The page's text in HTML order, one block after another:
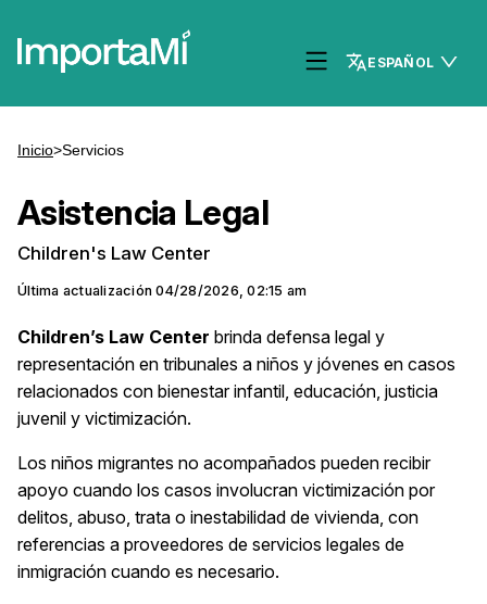
ESPAÑOL
Inicio>Servicios
Asistencia Legal
Children's Law Center
Última actualización 04/28/2026, 02:15 am
Children’s Law Center brinda defensa legal y
representación en tribunales a niños y jóvenes en casos
relacionados con bienestar infantil, educación, justicia
juvenil y victimización.
Los niños migrantes no acompañados pueden recibir
apoyo cuando los casos involucran victimización por
delitos, abuso, trata o inestabilidad de vivienda, con
referencias a proveedores de servicios legales de
inmigración cuando es necesario.